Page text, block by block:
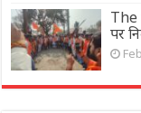
The
पर